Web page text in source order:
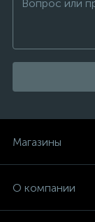
Магазины
О компании